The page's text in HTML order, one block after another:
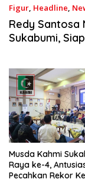
Figur, Headline,
Redy Santosa
Sukabumi,
Musda Kahmi
Raya ke-4,
Pecahkan Rekor